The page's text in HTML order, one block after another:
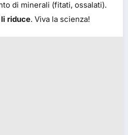
di minerali (fitati, ossalati).
riduce. Viva la scienza!